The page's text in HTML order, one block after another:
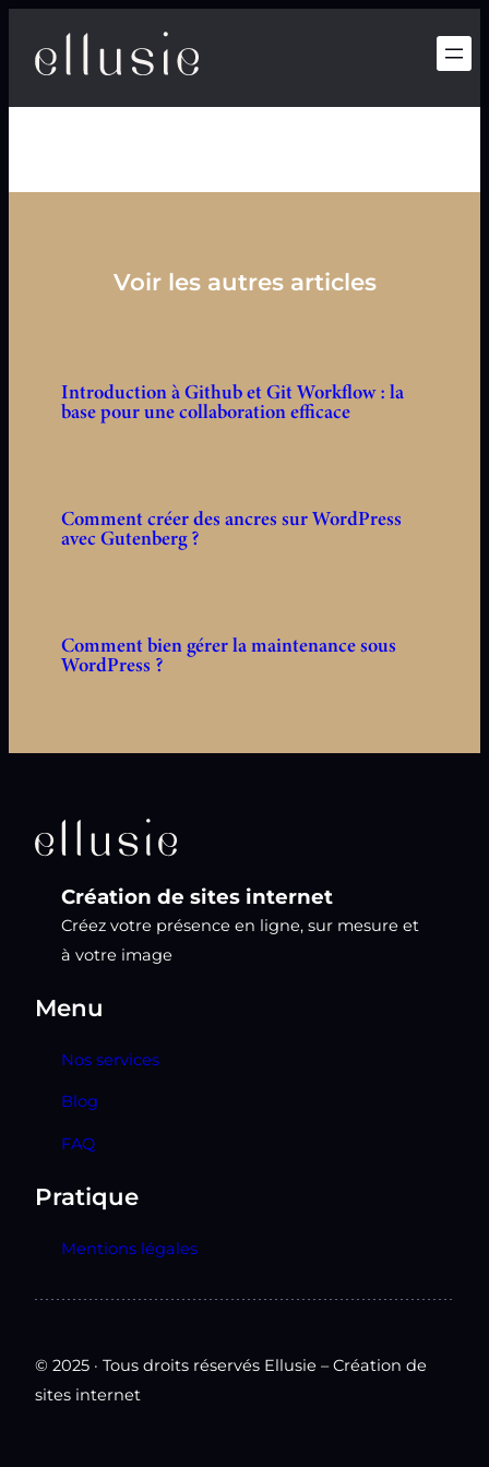
contenu
Voir les autres articles
Introduction à Github et Git Workflow : la
base pour une collaboration efficace
Comment créer des ancres sur WordPress
avec Gutenberg ?
Comment bien gérer la maintenance sous
WordPress ?
Création de sites internet
Créez votre présence en ligne, sur mesure et
à votre image
Menu
Nos services
Blog
FAQ
Pratique
Mentions légales
© 2025 · Tous droits réservés Ellusie – Création de
sites internet